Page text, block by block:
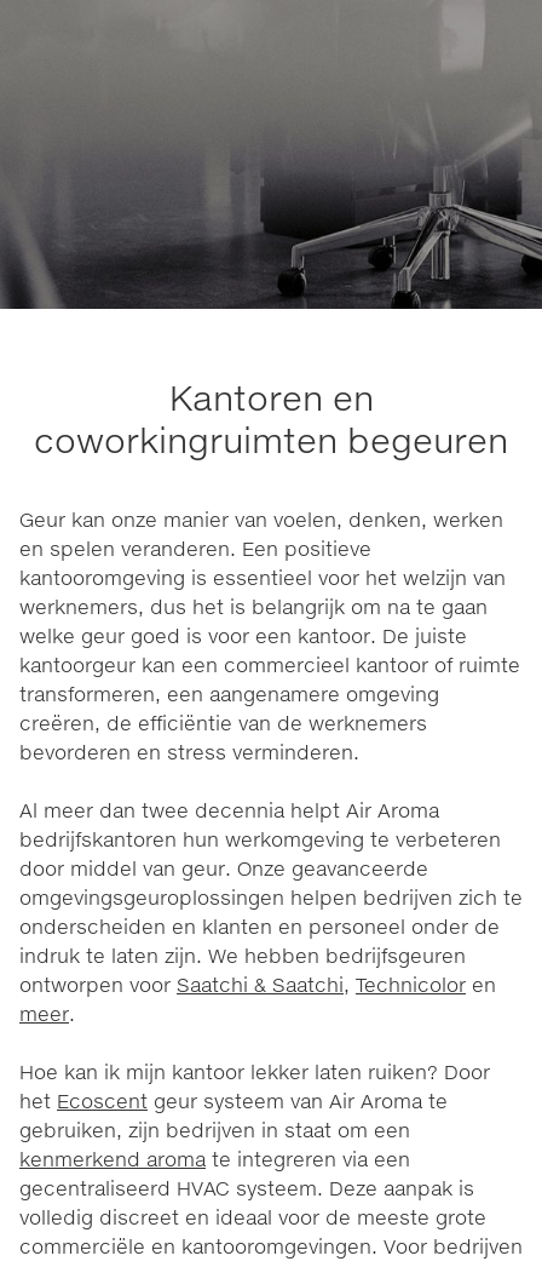
Kantoren en
coworkingruimten begeuren
Geur kan onze manier van voelen, denken, werken
en spelen veranderen. Een positieve
kantooromgeving is essentieel voor het welzijn van
werknemers, dus het is belangrijk om na te gaan
welke geur goed is voor een kantoor. De juiste
kantoorgeur kan een commercieel kantoor of ruimte
transformeren, een aangenamere omgeving
creëren, de efficiëntie van de werknemers
bevorderen en stress verminderen.
Al meer dan twee decennia helpt Air Aroma
bedrijfskantoren hun werkomgeving te verbeteren
door middel van geur. Onze geavanceerde
omgevingsgeuroplossingen helpen bedrijven zich te
onderscheiden en klanten en personeel onder de
indruk te laten zijn. We hebben bedrijfsgeuren
ontworpen voor Saatchi & Saatchi, Technicolor en
meer.
Hoe kan ik mijn kantoor lekker laten ruiken? Door
het Ecoscent geur systeem van Air Aroma te
gebruiken, zijn bedrijven in staat om een
kenmerkend aroma te integreren via een
gecentraliseerd HVAC systeem. Deze aanpak is
volledig discreet en ideaal voor de meeste grote
commerciële en kantooromgevingen. Voor bedrijven